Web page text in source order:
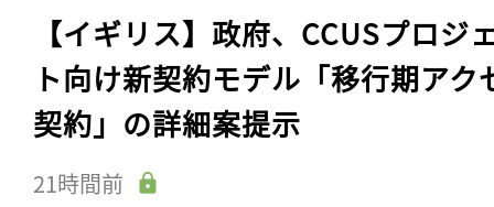
【イギリス】政府、CCUSプロジ
ト向け新契約モデル「移行期アク
契約」の詳細案提示
21時間前